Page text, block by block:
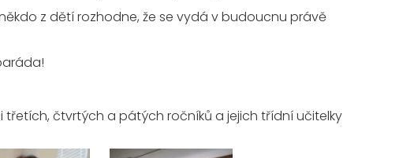
z dětí rozhodne, že se vydá v budoucnu právě
třetích, čtvrtých a pátých ročníků a jejich třídní učitelky